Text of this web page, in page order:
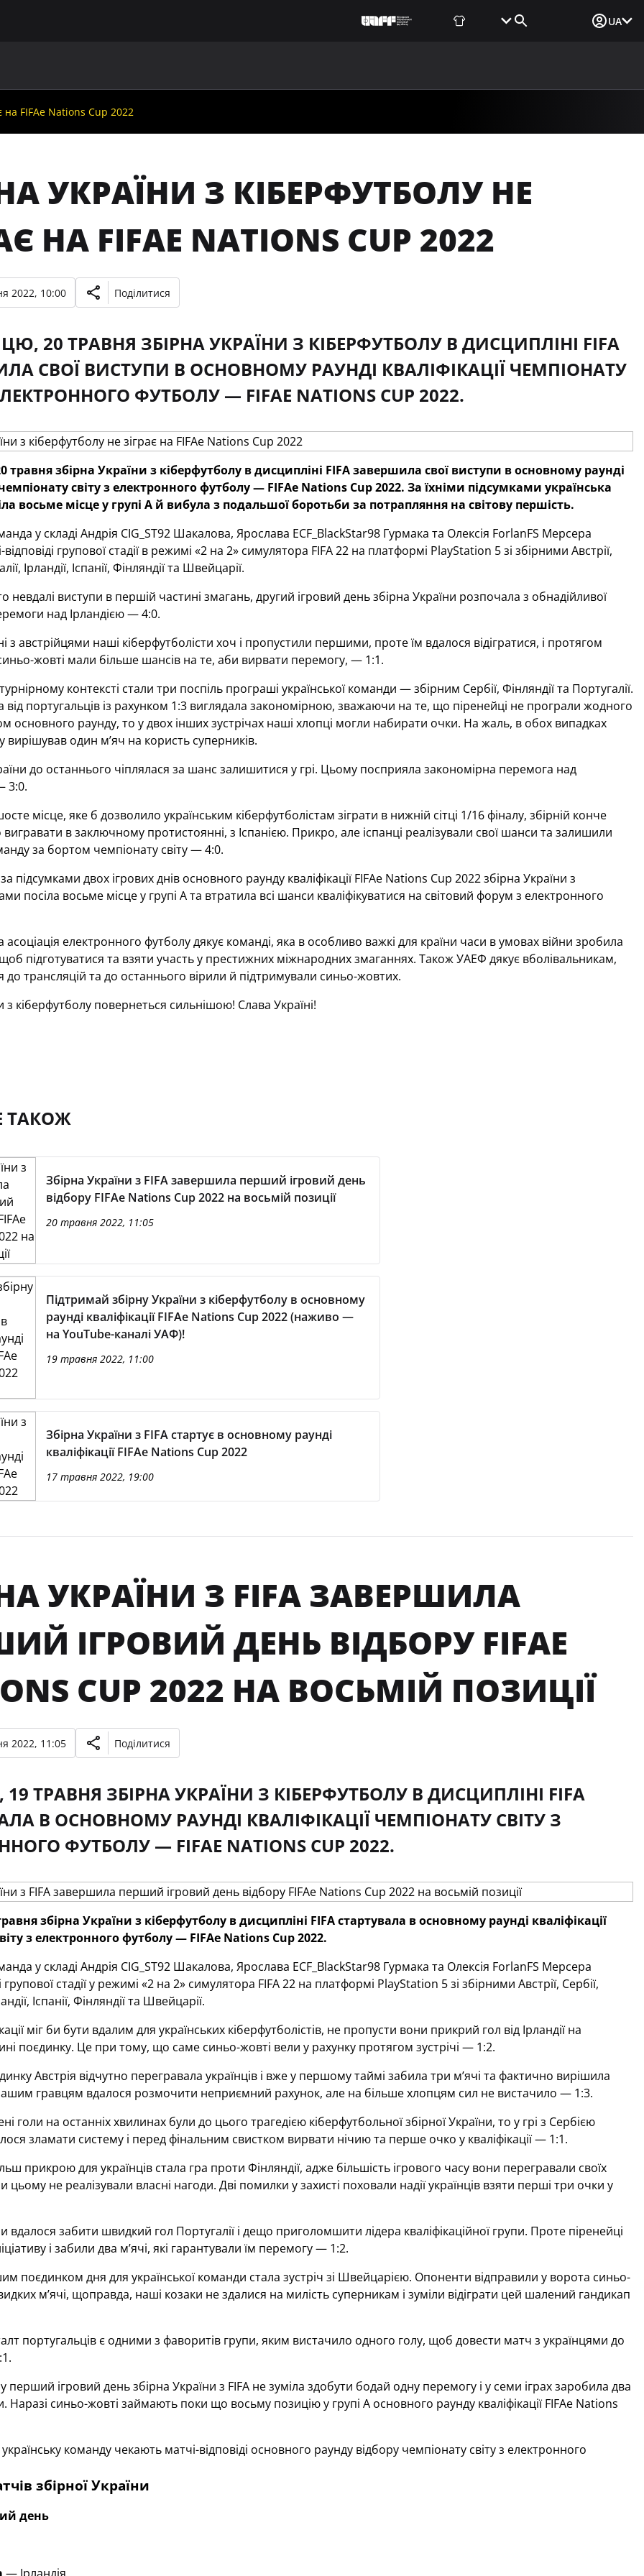
UA
на FIFAe Nations Cup 2022
УКРАЇНИ З КІБЕРФУТБОЛУ НЕ
НА FIFAE NATIONS CUP 2022
2022, 10:00 Поділитися
20 ТРАВНЯ ЗБІРНА УКРАЇНИ З КІБЕРФУТБОЛУ В ДИСЦИПЛІНІ FIFA
СВОЇ ВИСТУПИ В ОСНОВНОМУ РАУНДІ КВАЛІФІКАЦІЇ ЧЕМПІОНАТУ
ФУТБОЛУ — FIFAE NATIONS CUP 2022.
травня збірна України з кіберфутболу в дисципліні FIFA завершила свої виступи в основному раунді
чемпіонату світу з електронного футболу — FIFAe Nations Cup 2022. За їхніми підсумками українська
восьме місце у групі А й вибула з подальшої боротьби за потрапляння на світову першість.
у складі Андрія CIG_ST92 Шакалова, Ярослава ECF_BlackStar98 Гурмака та Олексія ForlanFS Мерсера
групової стадії в режимі «2 на 2» симулятора FIFA 22 на платформі PlayStation 5 зі збірними Австрії,
Ірландії, Іспанії, Фінляндії та Швейцарії.
невдалі виступи в першій частині змагань, другий ігровий день збірна України розпочала з обнадійливої
над Ірландією — 4:0.
з австрійцями наші кіберфутболісти хоч і пропустили першими, проте їм вдалося відігратися, і протягом
жовті мали більше шансів на те, аби вирвати перемогу, — 1:1.
контексті стали три поспіль програші української команди — збірним Сербії, Фінляндії та Португалії.
від португальців із рахунком 1:3 виглядала закономірною, зважаючи на те, що піренейці не програли жодного
основного раунду, то у двох інших зустрічах наші хлопці могли набирати очки. На жаль, в обох випадках
один м’яч на користь суперників.
до останнього чіплялася за шанс залишитися у грі. Цьому посприяла закономірна перемога над
3:0.
місце, яке б дозволило українським кіберфутболістам зіграти в нижній сітці 1/16 фіналу, збірній конче
в заключному протистоянні, з Іспанією. Прикро, але іспанці реалізували свої шанси та залишили
за бортом чемпіонату світу — 4:0.
підсумками двох ігрових днів основного раунду кваліфікації FIFAe Nations Cup 2022 збірна України з
посіла восьме місце у групі А та втратила всі шанси кваліфікуватися на світовий форум з електронного
асоціація електронного футболу дякує команді, яка в особливо важкі для країни часи в умовах війни зробила
підготуватися та взяти участь у престижних міжнародних змаганнях. Також УАЕФ дякує вболівальникам,
до трансляцій та до останнього вірили й підтримували синьо-жовтих.
з кіберфутболу повернеться сильнішою! Слава Україні!
ТАКОЖ
Збірна України з FIFA завершила перший ігровий день
відбору FIFAe Nations Cup 2022 на восьмій позиції
20 травня 2022, 11:05
Підтримай збірну України з кіберфутболу в основному
раунді кваліфікації FIFAe Nations Cup 2022 (наживо —
на YouTube-каналі УАФ)!
19 травня 2022, 11:00
Збірна України з FIFA стартує в основному раунді
кваліфікації FIFAe Nations Cup 2022
17 травня 2022, 19:00
УКРАЇНИ З FIFA ЗАВЕРШИЛА
ІГРОВИЙ ДЕНЬ ВІДБОРУ FIFAE
CUP 2022 НА ВОСЬМІЙ ПОЗИЦІЇ
2022, 11:05 Поділитися
19 ТРАВНЯ ЗБІРНА УКРАЇНИ З КІБЕРФУТБОЛУ В ДИСЦИПЛІНІ FIFA
В ОСНОВНОМУ РАУНДІ КВАЛІФІКАЦІЇ ЧЕМПІОНАТУ СВІТУ З
ФУТБОЛУ — FIFAE NATIONS CUP 2022.
збірна України з кіберфутболу в дисципліні FIFA стартувала в основному раунді кваліфікації
з електронного футболу — FIFAe Nations Cup 2022.
у складі Андрія CIG_ST92 Шакалова, Ярослава ECF_BlackStar98 Гурмака та Олексія ForlanFS Мерсера
стадії у режимі «2 на 2» симулятора FIFA 22 на платформі PlayStation 5 зі збірними Австрії, Сербії,
Іспанії, Фінляндії та Швейцарії.
міг би бути вдалим для українських кіберфутболістів, не пропусти вони прикрий гол від Ірландії на
поєдинку. Це при тому, що саме синьо-жовті вели у рахунку протягом зустрічі — 1:2.
Австрія відчутно перегравала українців і вже у першому таймі забила три м’ячі та фактично вирішила
гравцям вдалося розмочити неприємний рахунок, але на більше хлопцям сил не вистачило — 1:3.
голи на останніх хвилинах були до цього трагедією кіберфутбольної збірної України, то у грі з Сербією
зламати систему і перед фінальним свистком вирвати нічию та перше очко у кваліфікації — 1:1.
прикрою для українців стала гра проти Фінляндії, адже більшість ігрового часу вони перегравали своїх
цьому не реалізували власні нагоди. Дві помилки у захисті поховали надії українців взяти перші три очки у
вдалося забити швидкий гол Португалії і дещо приголомшити лідера кваліфікаційної групи. Проте піренейці
і забили два м’ячі, які гарантували їм перемогу — 1:2.
поєдинком дня для української команди стала зустріч зі Швейцарією. Опоненти відправили у ворота синьо-
м’ячі, щоправда, наші козаки не здалися на милість суперникам і зуміли відіграти цей шалений гандикап
португальців є одними з фаворитів групи, яким вистачило одного голу, щоб довести матч з українцями до
ігровий день збірна України з FIFA не зуміла здобути бодай одну перемогу і у семи іграх заробила два
Наразі синьо-жовті займають поки що восьму позицію у групі А основного раунду кваліфікації FIFAe Nations
команду чекають матчі-відповіді основного раунду відбору чемпіонату світу з електронного
збірної України
день